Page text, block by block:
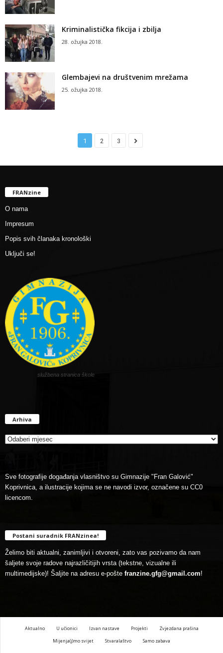
Kriminalistička fikcija i zbilja
28. ožujka 2018.
Glembajevi na društvenim mrežama
25. ožujka 2018.
1 2 3
FRANzine
O nama
Impresum
Popis svih članaka kronološki
Uključi se!
službena stranica škole
Arhiva
Sve fotografije događanja vlasništvo su Gimnazije "Fran Galović"
Koprivnica, a ilustracije kojima se ne navodi izvor, označene su CC0
licencom.
Postani suradnik FRANzinea!
Želimo biti aktualni, zanimljivi i otvoreni, zato vas pozivamo da nam
šaljete svoje radove najrazličitijih vrsta (tekstne, vizualne ili
multimedijske)! Šaljite na adresu e-pošte franzine.gfg@gmail.com!
Aktualno U učionici Izvan nastave Projekti
Zvjezdana prašina
Mijenja(j)mo svijet
Stvaralaštvo Samo zabava